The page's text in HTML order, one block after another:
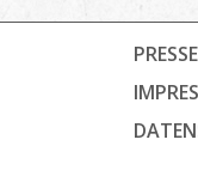
PRESSE